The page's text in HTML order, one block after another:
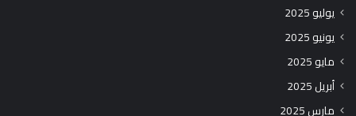
يوليو 2025
يونيو 2025
مايو 2025
أبريل 2025
مارس 2025